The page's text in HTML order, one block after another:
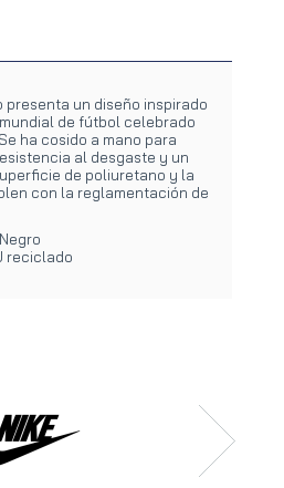
presenta un diseño inspirado
de fútbol celebrado
ha cosido a mano para
al desgaste y un
de poliuretano y la
con la reglamentación de
reciclado